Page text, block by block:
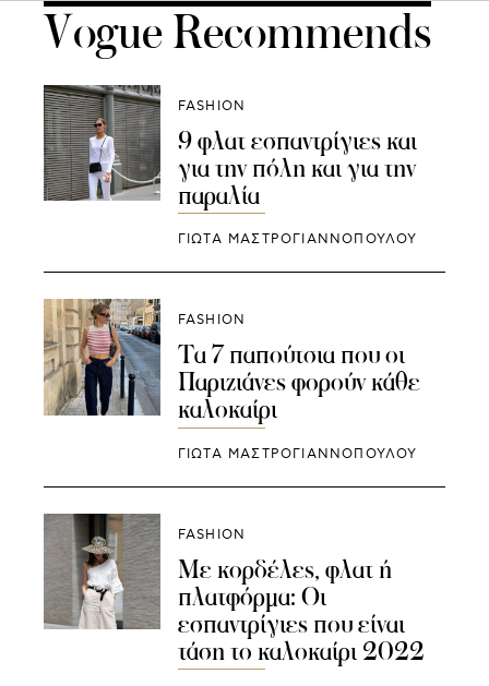
Vogue Recommends
FASHION
9 φλατ εσπαντρίγιες και
για την πόλη και για την
παραλία
ΓΙΩΤΑ ΜΑΣΤΡΟΓΙΑΝΝΟΠΟΥΛΟΥ
FASHION
Τα 7 παπούτσια που οι
Παριζιάνες φορούν κάθε
καλοκαίρι
ΓΙΩΤΑ ΜΑΣΤΡΟΓΙΑΝΝΟΠΟΥΛΟΥ
FASHION
Με κορδέλες, φλατ ή
πλατφόρμα: Οι
εσπαντρίγιες που είναι
τάση το καλοκαίρι 2022